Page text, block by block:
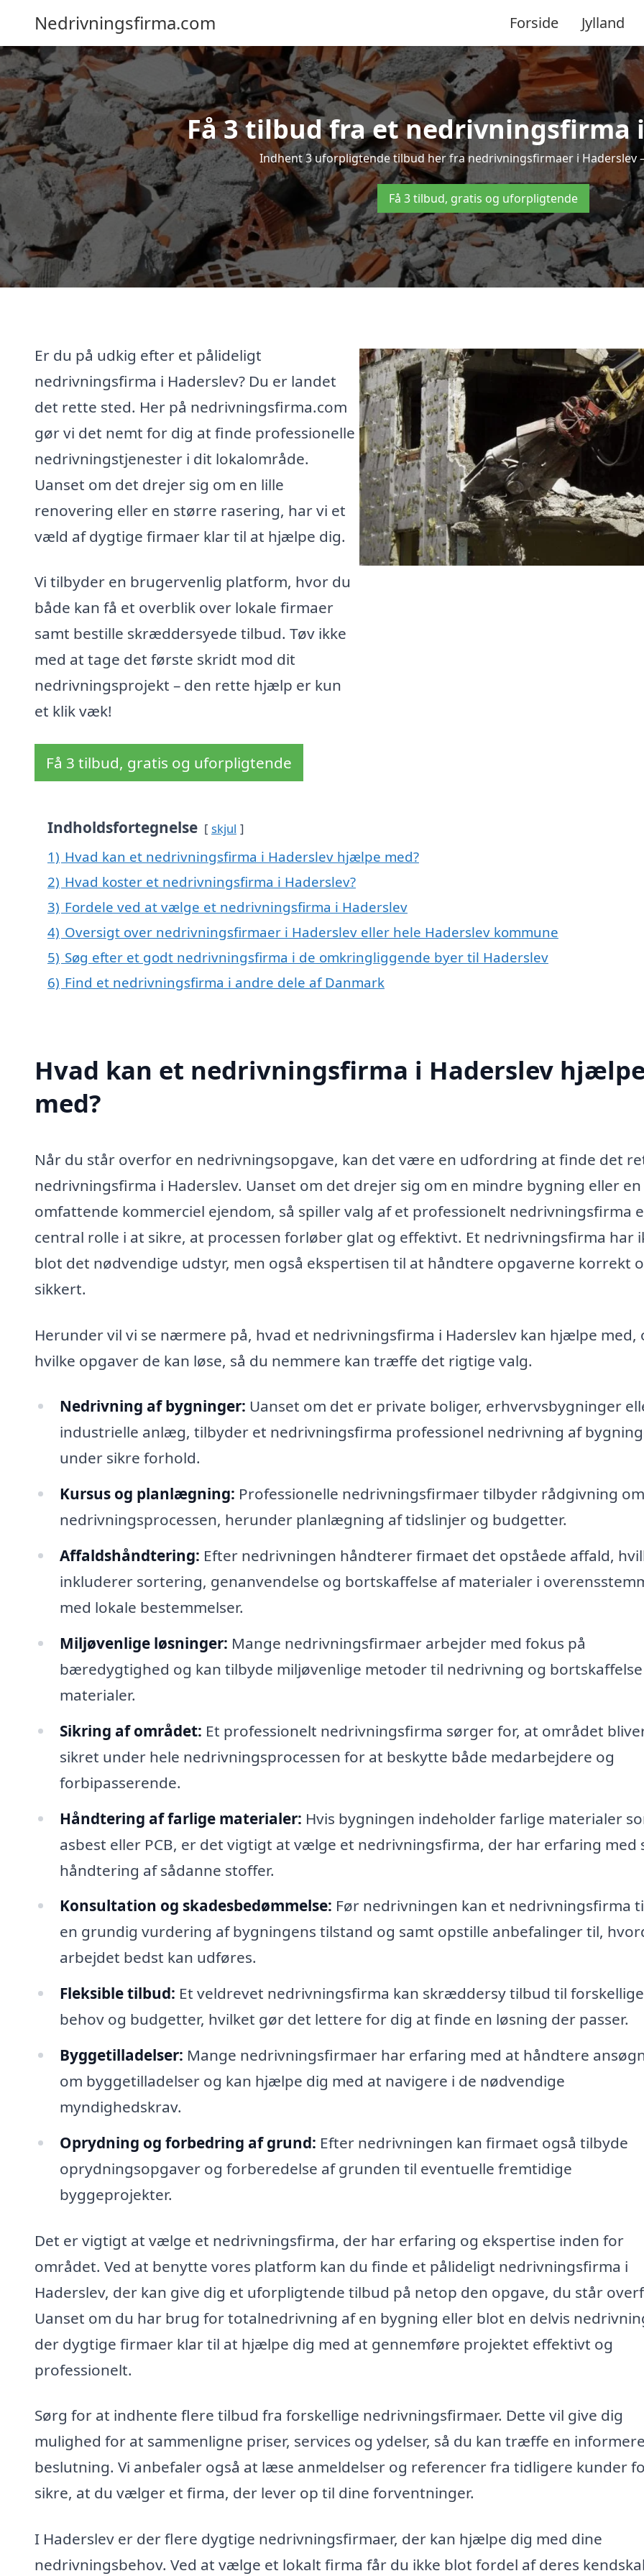
Nedrivningsfirma.com Forside Jylland
Få 3 tilbud fra et nedrivningsfirma
Indhent 3 uforpligtende tilbud her fra nedrivningsfirmaer i Haderslev
Få 3 tilbud, gratis og uforpligtende
Er du på udkig efter et pålideligt
nedrivningsfirma i Haderslev? Du er landet
det rette sted. Her på nedrivningsfirma.com
gør vi det nemt for dig at finde professionelle
nedrivningstjenester i dit lokalområde.
Uanset om det drejer sig om en lille
renovering eller en større rasering, har vi et
væld af dygtige firmaer klar til at hjælpe dig.
Vi tilbyder en brugervenlig platform, hvor du
både kan få et overblik over lokale firmaer
samt bestille skræddersyede tilbud. Tøv ikke
med at tage det første skridt mod dit
nedrivningsprojekt – den rette hjælp er kun
et klik væk!
Få 3 tilbud, gratis og uforpligtende
Indholdsfortegnelse skjul
1) Hvad kan et nedrivningsfirma i Haderslev hjælpe med?
2) Hvad koster et nedrivningsfirma i Haderslev?
3) Fordele ved at vælge et nedrivningsfirma i Haderslev
4) Oversigt over nedrivningsfirmaer i Haderslev eller hele Haderslev kommune
5) Søg efter et godt nedrivningsfirma i de omkringliggende byer til Haderslev
6) Find et nedrivningsfirma i andre dele af Danmark
Hvad kan et nedrivningsfirma i Haderslev hjælpe
med?
Når du står overfor en nedrivningsopgave, kan det være en udfordring at finde det
nedrivningsfirma i Haderslev. Uanset om det drejer sig om en mindre bygning eller en
omfattende kommerciel ejendom, så spiller valg af et professionelt nedrivningsfirma
central rolle i at sikre, at processen forløber glat og effektivt. Et nedrivningsfirma har
blot det nødvendige udstyr, men også ekspertisen til at håndtere opgaverne korrekt
sikkert.
Herunder vil vi se nærmere på, hvad et nedrivningsfirma i Haderslev kan hjælpe med,
hvilke opgaver de kan løse, så du nemmere kan træffe det rigtige valg.
Nedrivning af bygninger: Uanset om det er private boliger, erhvervsbygninger
industrielle anlæg, tilbyder et nedrivningsfirma professionel nedrivning af
under sikre forhold.
Kursus og planlægning: Professionelle nedrivningsfirmaer tilbyder rådgivning
nedrivningsprocessen, herunder planlægning af tidslinjer og budgetter.
Affaldshåndtering: Efter nedrivningen håndterer firmaet det opståede affald,
inkluderer sortering, genanvendelse og bortskaffelse af materialer i
med lokale bestemmelser.
Miljøvenlige løsninger: Mange nedrivningsfirmaer arbejder med fokus på
bæredygtighed og kan tilbyde miljøvenlige metoder til nedrivning og
materialer.
Sikring af området: Et professionelt nedrivningsfirma sørger for, at området
sikret under hele nedrivningsprocessen for at beskytte både medarbejdere og
forbipasserende.
Håndtering af farlige materialer: Hvis bygningen indeholder farlige materialer
asbest eller PCB, er det vigtigt at vælge et nedrivningsfirma, der har erfaring med
håndtering af sådanne stoffer.
Konsultation og skadesbedømmelse: Før nedrivningen kan et nedrivningsfirma
en grundig vurdering af bygningens tilstand og samt opstille anbefalinger til,
arbejdet bedst kan udføres.
Fleksible tilbud: Et veldrevet nedrivningsfirma kan skræddersy tilbud til forskellige
behov og budgetter, hvilket gør det lettere for dig at finde en løsning der passer.
Byggetilladelser: Mange nedrivningsfirmaer har erfaring med at håndtere
om byggetilladelser og kan hjælpe dig med at navigere i de nødvendige
myndighedskrav.
Oprydning og forbedring af grund: Efter nedrivningen kan firmaet også tilbyde
oprydningsopgaver og forberedelse af grunden til eventuelle fremtidige
byggeprojekter.
Det er vigtigt at vælge et nedrivningsfirma, der har erfaring og ekspertise inden for
området. Ved at benytte vores platform kan du finde et pålideligt nedrivningsfirma i
Haderslev, der kan give dig et uforpligtende tilbud på netop den opgave, du står
Uanset om du har brug for totalnedrivning af en bygning eller blot en delvis
der dygtige firmaer klar til at hjælpe dig med at gennemføre projektet effektivt og
professionelt.
Sørg for at indhente flere tilbud fra forskellige nedrivningsfirmaer. Dette vil give dig
mulighed for at sammenligne priser, services og ydelser, så du kan træffe en
beslutning. Vi anbefaler også at læse anmeldelser og referencer fra tidligere kunder
sikre, at du vælger et firma, der lever op til dine forventninger.
I Haderslev er der flere dygtige nedrivningsfirmaer, der kan hjælpe dig med dine
nedrivningsbehov. Ved at vælge et lokalt firma får du ikke blot fordel af deres